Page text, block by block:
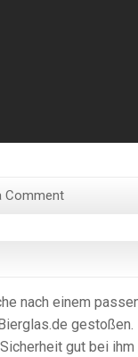
Comment
nach einem
gut bei